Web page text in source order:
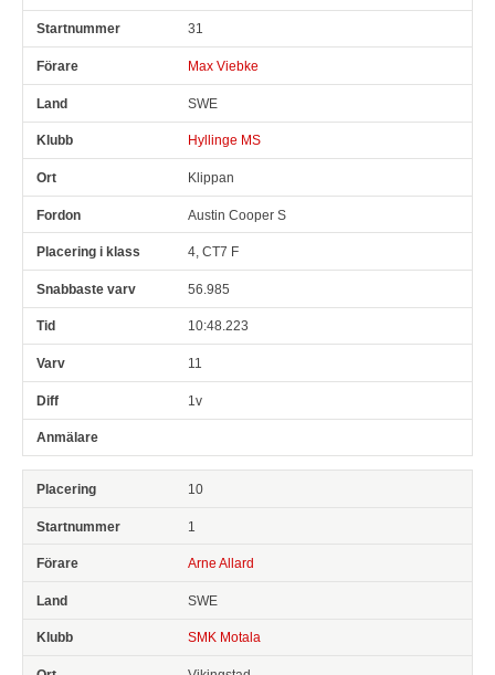
31
Max Viebke
SWE
Hyllinge MS
Klippan
Austin Cooper S
4, CT7 F
56.985
10:48.223
11
1v
10
1
Arne Allard
SWE
SMK Motala